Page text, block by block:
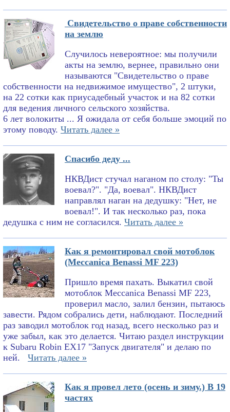
Свидетельство о праве собственности
на землю
Случилось невероятное: мы получили
акты на землю, вернее, правильно они
называются "Свидетельство о праве
собственности на недвижимое имущество", 2 штуки,
на 22 сотки как приусадебный участок и на 82 сотки
для ведения личного сельского хозяйства.
6 лет волокиты ... Я ожидала от себя больше эмоций по
этому поводу. Читать далее »
Спасибо деду ...
НКВДист стучал наганом по столу: "Ты
воевал?". "Да, воевал". НКВДист
направлял наган на дедушку: "Нет, не
воевал!". И так несколько раз, пока
дедушка с ним не согласился. Читать далее »
Как я ремонтировал свой мотоблок
(Meccanica Benassi MF 223)
Пришло время пахать. Выкатил свой
мотоблок Meccanica Benassi MF 223,
проверил масло, залил бензин, пытаюсь
завести. Рядом собрались дети, наблюдают. Последний
раз заводил мотоблок год назад, всего несколько раз и
уже забыл, как это делается. Читаю раздел инструкции
к Subaru Robin EX17 "Запуск двигателя" и делаю по
ней.
Читать далее »
Как я провел лето (осень и зиму.) В 19
частях